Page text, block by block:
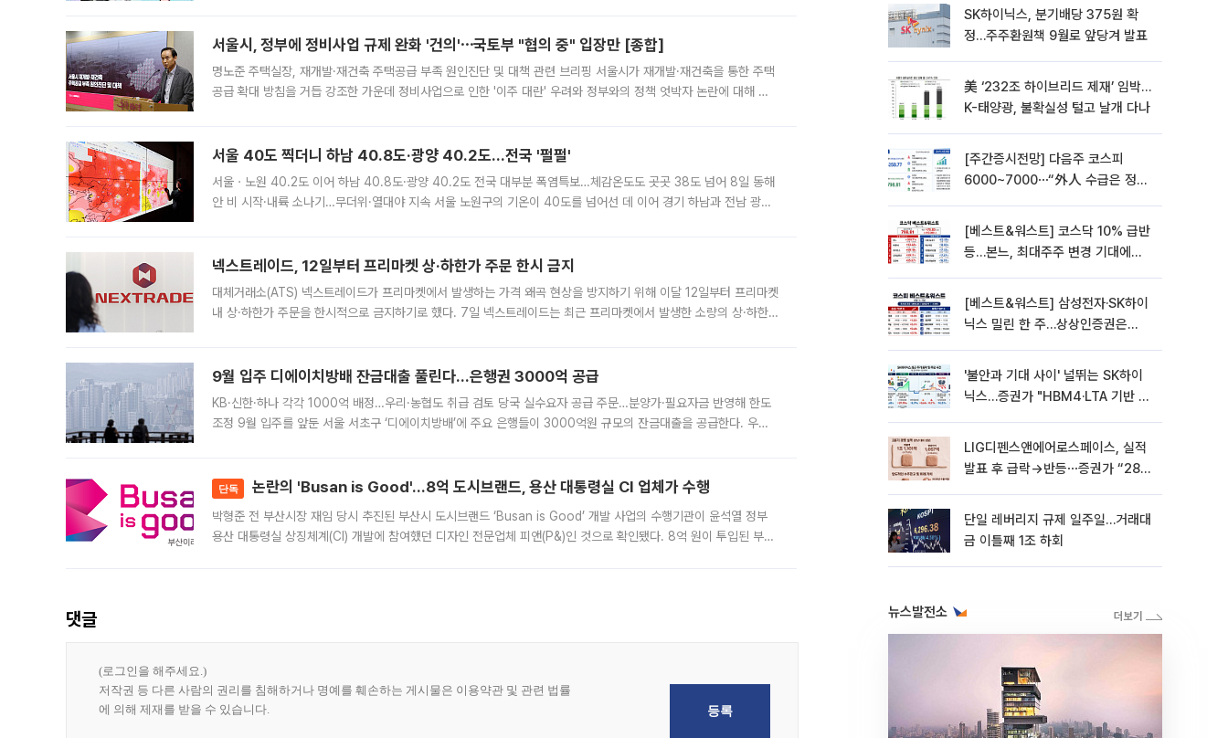
서울시, 정부에 정비사업 규제 완화 '건의'⋯국토부 "협의 중" 입장만 [종합]
명노준 주택실장, 재개발·재건축 주택공급 부족 원인진단 및 대책 관련 브리핑 서울시가 재개발·재건축을 통한 주택
공급 확대 방침을 거듭 강조한 가운데 정비사업으로 인한 '이주 대란' 우려와 정부와의 정책 엇박자 논란에 대해 정
서울 40도 찍더니 하남 40.8도·광양 40.2도…전국 '펄펄'
서울ㆍ노원 40.2도 이어 하남 40.8도·광양 40.2도 전국 대부분 폭염특보…체감온도도 곳곳 38도 넘어 8일 동해
안 비 시작·내륙 소나기…무더위·열대야 지속 서울 노원구의 기온이 40도를 넘어선 데 이어 경기 하남과 전남 광양
넥스트레이드, 12일부터 프리마켓 상·하한가 주문 한시 금지
대체거래소(ATS) 넥스트레이드가 프리마켓에서 발생하는 가격 왜곡 현상을 방지하기 위해 이달 12일부터 프리마켓
내 상·하한가 주문을 한시적으로 금지하기로 했다. 7일 넥스트레이드는 최근 프리마켓에서 발생한 소량의 상·하한
9월 입주 디에이치방배 잔금대출 풀린다…은행권 3000억 공급
KB·신한·하나 각각 1000억 배정…우리·농협도 취급 검토 당국 실수요자 공급 주문…분양가·필요자금 반영해 한도
조정 9월 입주를 앞둔 서울 서초구 ‘디에이치방배’에 주요 은행들이 3000억원 규모의 잔금대출을 공급한다. 우리
단독 논란의 'Busan is Good'…8억 도시브랜드, 용산 대통령실 CI 업체가 수행
박형준 전 부산시장 재임 당시 추진된 부산시 도시브랜드 ‘Busan is Good’ 개발 사업의 수행기관이 윤석열 정부
용산 대통령실 상징체계(CI) 개발에 참여했던 디자인 전문업체 피앤(P&)인 것으로 확인됐다. 8억 원이 투입된 부산
댓글
SK하이닉스, 분기배당 375원 확
정…주주환원책 9월로 앞당겨 발표
美 ‘232조 하이브리드 제재’ 임박…
K-태양광, 불확실성 털고 날개 다나
[주간증시전망] 다음주 코스피
6000~7000⋯“外人 수급은 정책
[베스트&워스트] 코스닥 10% 급반
등…본느, 최대주주 변경 기대에
[베스트&워스트] 삼성전자·SK하이
닉스 밀린 한 주…상상인증권은
'불안과 기대 사이' 널뛰는 SK하이
닉스…증권가 "HBM4·LTA 기반 펀
LIG디펜스앤에어로스페이스, 실적
발표 후 급락→반등⋯증권가 “28년
단일 레버리지 규제 일주일…거래대
금 이틀째 1조 하회
뉴스발전소